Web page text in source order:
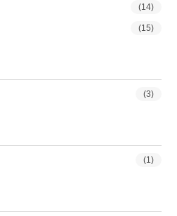
(14)
(15)
(3)
(1)